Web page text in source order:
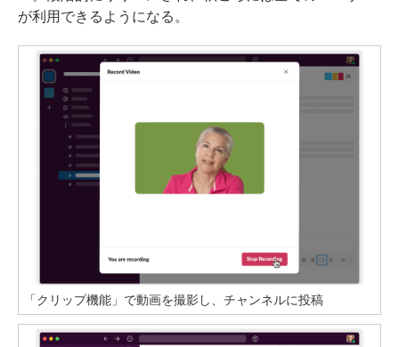
が利用できるようになる。
「クリップ機能」で動画を撮影し、チャンネルに投稿